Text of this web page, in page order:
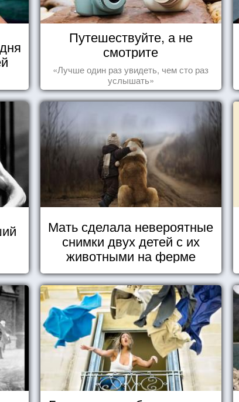
Путешествуйте, а не
смотрите
«Лучше один раз увидеть, чем сто раз
услышать»
Мать сделала невероятные
снимки двух детей с их
животными на ферме